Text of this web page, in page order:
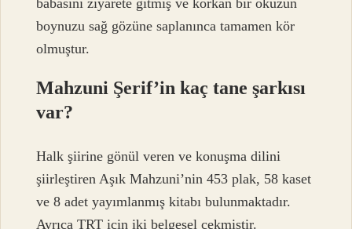
boynuzu sağ gözüne saplanınca tamamen kör
olmuştur.
Mahzuni Şerif’in kaç tane şarkısı
var?
Halk şiirine gönül veren ve konuşma dilini
şiirleştiren Aşık Mahzuni’nin 453 plak, 58 kaset
ve 8 adet yayımlanmış kitabı bulunmaktadır.
Ayrıca TRT için iki belgesel çekmiştir.